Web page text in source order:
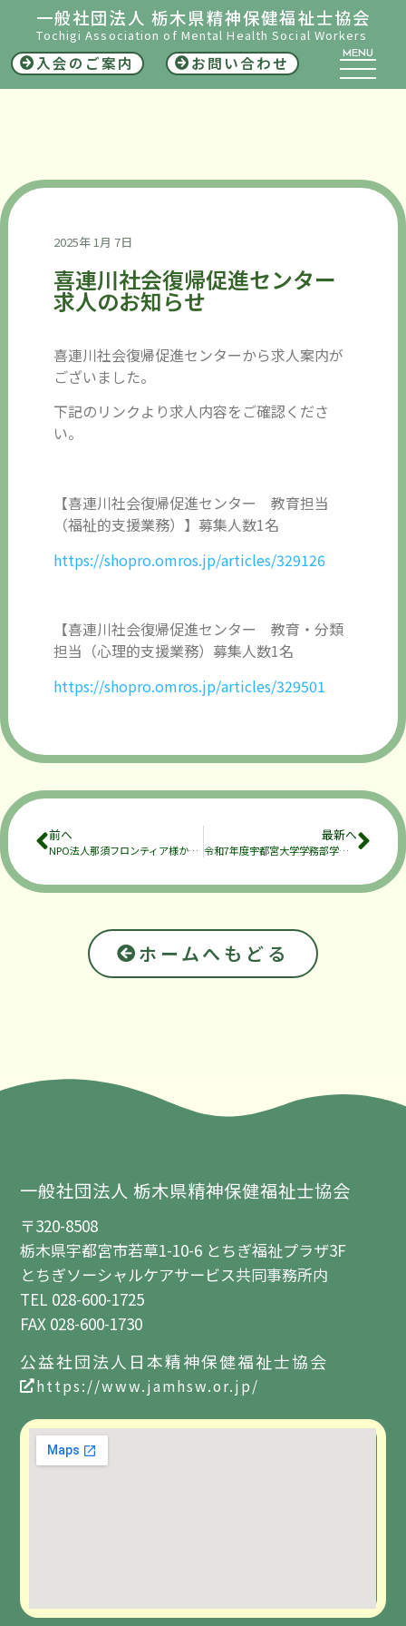
一般社団法人 栃木県精神保健福祉士協会
Tochigi Association of Mental Health Social Workers
入会のご案内 お問い合わせ MENU
2025年 1月 7日
喜連川社会復帰促進センター
求人のお知らせ
喜連川社会復帰促進センターから求人案内が
ございました。
下記のリンクより求人内容をご確認くださ
い。
【喜連川社会復帰促進センター 教育担当
（福祉的支援業務）】募集人数1名
https://shopro.omros.jp/articles/329126
【喜連川社会復帰促進センター 教育・分類
担当（心理的支援業務）募集人数1名
https://shopro.omros.jp/articles/329501
前へ
NPO法人那須フロンティア様から求人広告のお知らせ
最新へ
令和7年度宇都宮大学学務部学生支援課非常勤職員（カウンセラー）募集のお知らせ
ホームへもどる
一般社団法人 栃木県精神保健福祉士協会
〒320-8508
栃木県宇都宮市若草1-10-6 とちぎ福祉プラザ3F
とちぎソーシャルケアサービス共同事務所内
TEL 028-600-1725
FAX 028-600-1730
公益社団法人日本精神保健福祉士協会
https://www.jamhsw.or.jp/